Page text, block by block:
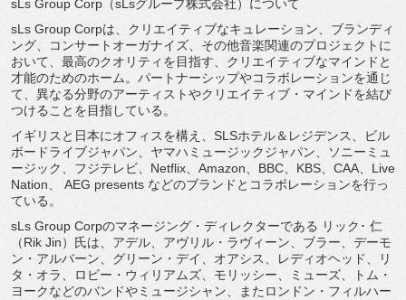
sLs Group Corp（sLsグループ株式会社）について
sLs Group Corpは、クリエイティブなキュレーション、ブランディ
ング、
コンサートオーガナイズ、 その他音楽関連のプロジェクトに
おいて、 最高のクオリティを目指す、 クリエイティブなマインドと
才能のためのホーム。 パートナーシップやコラボレーションを通じ
て、 異なる分野のアーティストやクリエイティブ・ マインドを結び
つけることを目指している。
イギリスと日本にオフィスを構え、SLSホテル＆レジデンス、
ビル
ボードライブジャパン、ヤマハミュージックジャパン、
ソニーミュ
ージック、フジテレビ、Netflix、 Amazon、BBC、KBS、CAA、Live
Nation、 AEG presents などのブランドとコラボレーションを行っ
ている。
sLs Group Corpのマネージング・ディレクターである リック･ 仁
（Rik Jin）氏は、アデル、アヴリル・ラヴィーン、ブラー、 デーモ
ン・アルバーン、グリーン・デイ、オアシス、
レディオヘッド、リ
タ・オラ、ロビー・ウィリアムズ、 モリッシー、ミューズ、トム・
ヨークなどのバンドやミュージシャン、またロンドン・ フィルハー